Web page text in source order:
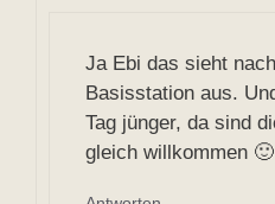
Ja Ebi das sieht
Basisstation aus.
Tag jünger, da sind
gleich willkommen 🙂